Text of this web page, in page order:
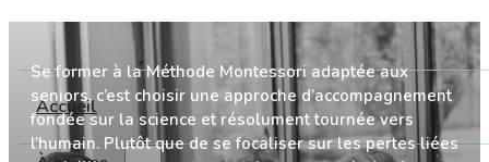
Accueil
Se former à la Méthode Montessori adaptée aux
seniors, c’est choisir une approche d’accompagnement
fondée sur la science et résolument tournée vers
l’humain. Plutôt que de se focaliser sur les pertes liées